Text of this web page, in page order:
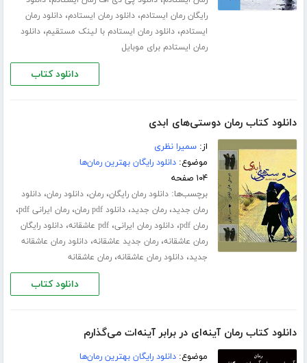
رایگان رمان ایستادم،دانلود رمان ایستادم،دانلود رمان
ایستادم،دانلود رمان ایستادم با لینک مستقیم،دانلود
رمان ایستادم برای موبایل
دانلود کتاب
دانلود کتاب رمان دوستی‌های ابدی
از:سمیرا نظری
موضوع:دانلود رایگان بهترین رمان‌ها
۱۰۴ صفحه
برچسب‌ها:دانلود رمان رایگان،رمان،دانلود رمان،دانلود
رمان جدید،رمان جدید،دانلود pdf رمان ،رمان ایرانی pdf ،
رمان pdf ،دانلود رمان ایرانی،pdf عاشقانه ،دانلود رایگان
رمان عاشقانه،رمان جدید عاشقانه،دانلود رمان عاشقانه
جدید،دانلود رمان عاشقانه،رمان عاشقانه
دانلود کتاب
دانلود کتاب رمان آینه‌ای در برابر آینه‌ات می‌گذارم
موضوع:دانلود رایگان بهترین رمان‌ها